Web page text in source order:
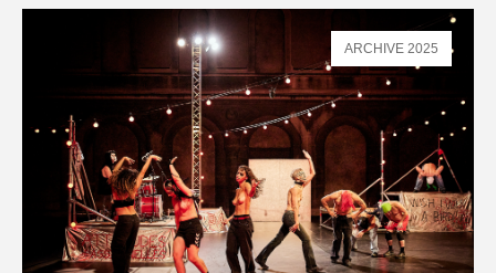
ARCHIVE 2025